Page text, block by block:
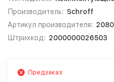
Производитель: Schroff
Артикул производителя:
Штрихкод: 2000000026503
Предзаказ